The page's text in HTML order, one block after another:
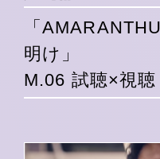
「
明け」
M.06 試聴×視